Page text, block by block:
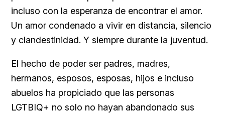
incluso con la esperanza de encontrar el amor.
Un amor condenado a vivir en distancia, silencio
y clandestinidad. Y siempre durante la juventud.
El hecho de poder ser padres, madres,
hermanos, esposos, esposas, hijos e incluso
abuelos ha propiciado que las personas
LGTBIQ+ no solo no hayan abandonado sus